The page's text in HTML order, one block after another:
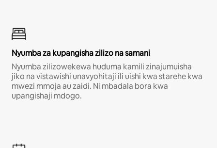
Nyumba za kupangisha zilizo na samani
Nyumba zilizowekewa huduma kamili zinajumuisha
jiko na vistawishi unavyohitaji ili uishi kwa starehe kwa
mwezi mmoja au zaidi. Ni mbadala bora kwa
upangishaji mdogo.